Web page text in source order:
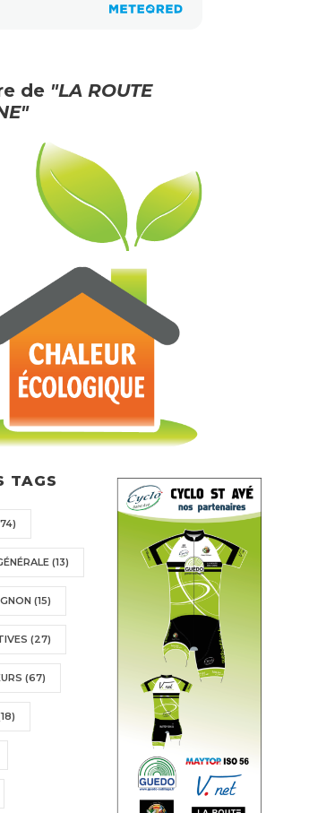
de "LA ROUTE
TAGS
(13)
(15)
(27)
(67)